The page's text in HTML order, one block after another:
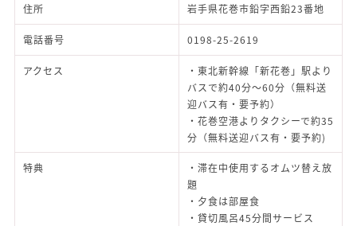
住所 岩手県花巻市鉛字西鉛23番地
電話番号 0198-25-2619
アクセス
・東北新幹線「新花巻」駅より
バスで約40分～60分（無料送
迎バス有・要予約）
・花巻空港よりタクシーで約35
分（無料送迎バス有・要予約)
特典
・滞在中使用するオムツ替え放
題
・夕食は部屋食
・貸切風呂45分間サービス